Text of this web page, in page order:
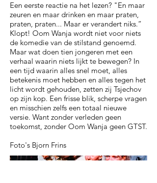
Een eerste reactie na het lezen? "En maar
zeuren en maar drinken en maar praten,
praten, praten... Maar er verandert niks.”
Klopt! Oom Wanja wordt niet voor niets
de komedie van de stilstand genoemd.
Maar wat doen tien jongeren met een
verhaal waarin niets lijkt te bewegen? In
een tijd waarin alles snel moet, alles
betekenis moet hebben en alles tegen het
licht wordt gehouden, zetten zij Tsjechov
op zijn kop. Een frisse blik, scherpe vragen
en misschien zelfs een totaal nieuwe
versie. Want zonder verleden geen
toekomst, zonder Oom Wanja geen GTST.
Foto's Bjorn Frins